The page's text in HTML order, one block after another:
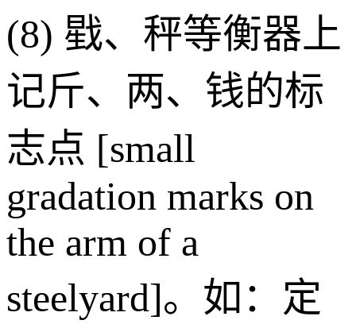
(8) 戥、秤等衡器上
记斤、两、钱的标
志点 [small
gradation marks on
the arm of a
steelyard]。如：定